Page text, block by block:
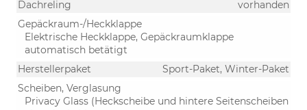
Dachreling
vorhanden
Gepäckraum-/Heckklappe
Elektrische Heckklappe, Gepäckraumklappe
automatisch betätigt
Herstellerpaket
Sport-Paket, Winter-Paket
Scheiben, Verglasung
Privacy Glass (Heckscheibe und hintere Seitenscheiben